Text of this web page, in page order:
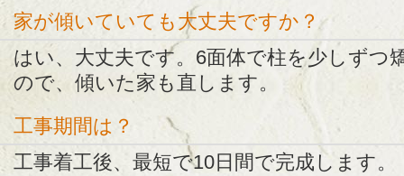
家が傾いていても大丈夫ですか？
はい、大丈夫です。6面体で柱を少しずつ
ので、傾いた家も直します。
工事期間は？
工事着工後、最短で10日間で完成します。